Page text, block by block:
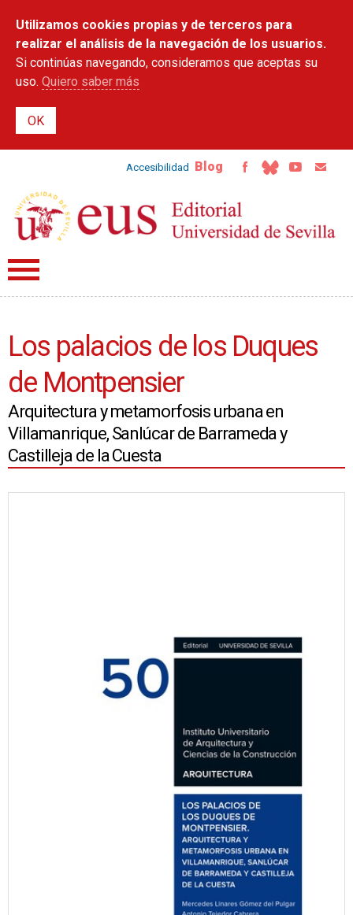
contenido
principal
Utilizamos cookies propias y de terceros para
realizar el análisis de la navegación de los usuarios.
Si continúas navegando, consideramos que aceptas su
uso. Quiero saber más
Accesibilidad Blog
Los palacios de los Duques
de Montpensier
Arquitectura y metamorfosis urbana en
Villamanrique, Sanlúcar de Barrameda y
Castilleja de la Cuesta